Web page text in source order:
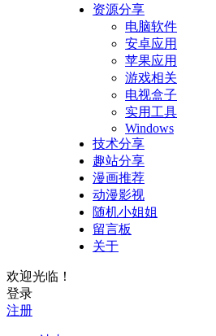
资源分享
电脑软件
安卓应用
苹果应用
游戏相关
电视盒子
实用工具
Windows
技术分享
趣站分享
漫画推荐
动漫影视
随机小姐姐
留言板
关于
欢迎光临！
登录
注册